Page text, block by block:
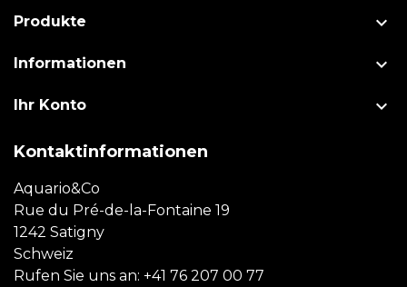
Produkte 
Informationen 
Ihr Konto 
Kontaktinformationen
Aquario&Co
Rue du Pré-de-la-Fontaine 19
1242 Satigny
Schweiz
Rufen Sie uns an: +41 76 207 00 77